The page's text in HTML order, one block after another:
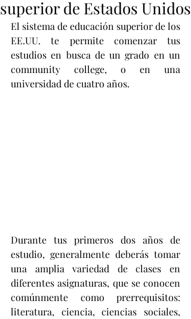
superior de Estados Unidos
El sistema de educación superior de los
EE.UU. te permite comenzar tus
estudios en busca de un grado en un
community college, o en una
universidad de cuatro años.
Durante tus primeros dos años de
estudio, generalmente deberás tomar
una amplia variedad de clases en
diferentes asignaturas, que se conocen
comúnmente como prerrequisitos:
literatura, ciencia, ciencias sociales,